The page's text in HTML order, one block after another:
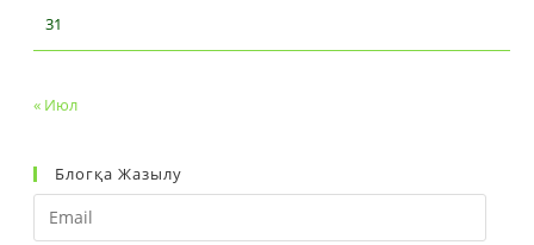
31
« Июл
Блогқа Жазылу